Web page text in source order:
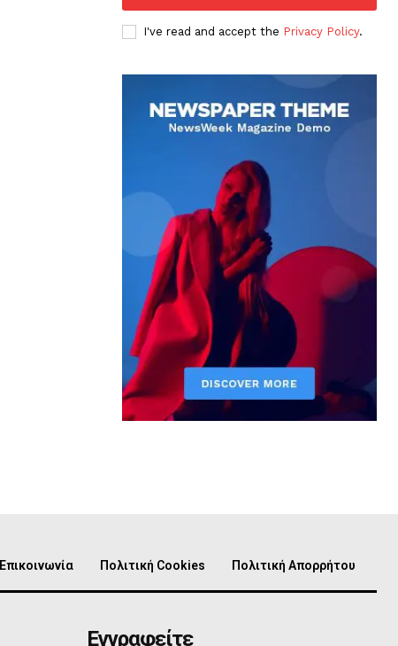
I've read and accept the Privacy Policy.
Επικοινωνία Πολιτική Cookies Πολιτική Απορρήτου
Εγγραφείτε